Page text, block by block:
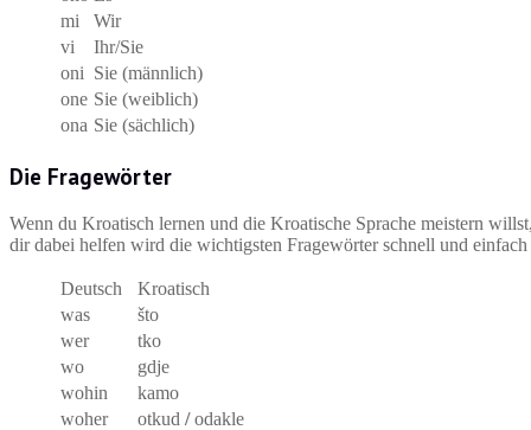
mi
Wir
vi
Ihr/Sie
oni Sie (männlich)
one Sie (weiblich)
ona Sie (sächlich)
Die Fragewörter
Wenn du Kroatisch lernen und die Kroatische Sprache meistern
dir dabei helfen wird die wichtigsten Fragewörter schnell und
Deutsch
Kroatisch
was
što
wer
tko
wo
gdje
wohin
kamo
woher
otkud /odakle